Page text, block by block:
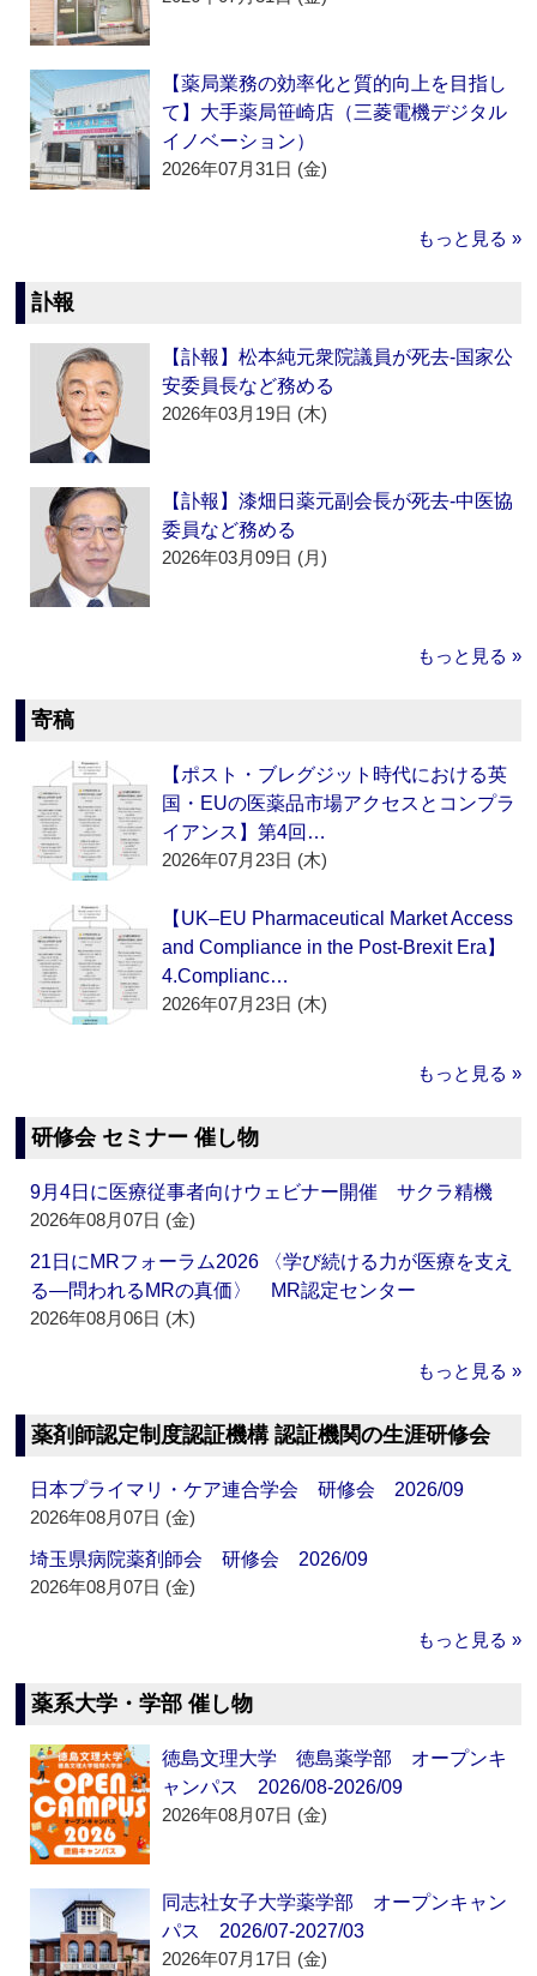
【薬局業務の効率化と質的向上を目指し
て】大手薬局笹崎店（三菱電機デジタル
イノベーション）
2026年07月31日 (金)
もっと見る »
訃報
【訃報】松本純元衆院議員が死去‐国家公
安委員長など務める
2026年03月19日 (木)
【訃報】漆畑日薬元副会長が死去‐中医協
委員など務める
2026年03月09日 (月)
もっと見る »
寄稿
【ポスト・ブレグジット時代における英
国・EUの医薬品市場アクセスとコンプラ
イアンス】第4回…
2026年07月23日 (木)
【UK–EU Pharmaceutical Market Access
and Compliance in the Post-Brexit Era】
4.Complianc…
2026年07月23日 (木)
もっと見る »
研修会 セミナー 催し物
9月4日に医療従事者向けウェビナー開催 サクラ精機
2026年08月07日 (金)
21日にMRフォーラム2026 〈学び続ける力が医療を支え
る―問われるMRの真価〉 MR認定センター
2026年08月06日 (木)
もっと見る »
薬剤師認定制度認証機構 認証機関の生涯研修会
日本プライマリ・ケア連合学会 研修会 2026/09
2026年08月07日 (金)
埼玉県病院薬剤師会 研修会 2026/09
2026年08月07日 (金)
もっと見る »
薬系大学・学部 催し物
徳島文理大学 徳島薬学部 オープンキ
ャンパス 2026/08-2026/09
2026年08月07日 (金)
同志社女子大学薬学部 オープンキャン
パス 2026/07-2027/03
2026年07月17日 (金)